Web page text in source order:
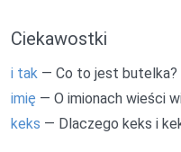
Ciekawostki
i tak — Co to jest butelka?
imię — O imionach wieści
keks — Dlaczego keks i